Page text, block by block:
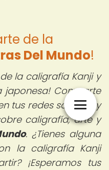
de la
Del Mundo!
la caligrafía Kanji y
Comparte
tus redes sociales y
caligrafía, arte y
. ¿Tienes alguna
la caligrafía Kanji
¡Esperamos tus